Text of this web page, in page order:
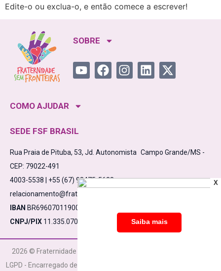
Edite-o ou exclua-o, e então comece a escrever!
SOBRE
COMO AJUDAR
SEDE FSF BRASIL
Rua Praia de Pituba, 53, Jd. Autonomista Campo Grande/MS -
CEP: 79022-491
4003-5538 | +55 (67) 98475-5638
relacionamento@fraternidadesemfronteiras.org.br
IBAN BR6960701190000910000532861C1
CNPJ/PIX 11.335.070/0001-17
2026 © Fraternidade Sem Fronteiras CNPJ 11.335.070/0001-17
LGPD - Encarregado de Dados
X